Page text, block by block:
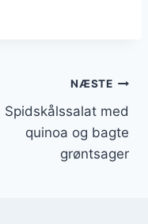
NÆSTE
Spidskålssalat med
quinoa og bagte
grøntsager